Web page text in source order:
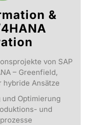
&
von SAP
– Greenfield,
Ansätze
Optimierung
und